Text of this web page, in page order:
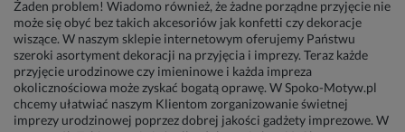
Żaden problem! Wiadomo również, że żadne porządne przyjęcie nie
może się obyć bez takich akcesoriów jak konfetti czy dekoracje
wiszące. W naszym sklepie internetowym oferujemy Państwu
szeroki asortyment dekoracji na przyjęcia i imprezy. Teraz każde
przyjęcie urodzinowe czy imieninowe i każda impreza
okolicznościowa może zyskać bogatą oprawę. W Spoko-Motyw.pl
chcemy ułatwiać naszym Klientom zorganizowanie świetnej
imprezy urodzinowej poprzez dobrej jakości gadżety imprezowe. W